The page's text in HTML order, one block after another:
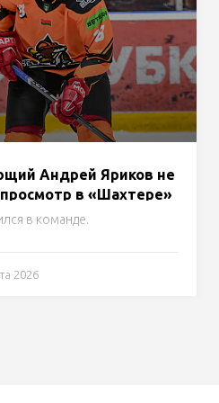
Андрей Яриков не
в «Шахтере»
в команде.
2026